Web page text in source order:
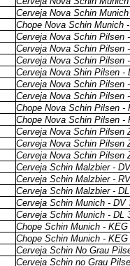
Cerveja Nova Schin
Chope Nova Schin Munich
Cerveja Nova Schin Pilsen
Cerveja Nova Schin Pilsen
Cerveja Nova Schin Pilsen
Cerveja Nova Shin Pilsen -
Cerveja Nova Schin Pilsen
Cerveja Nova Schin Pilsen
Chope Nova Schin Pilsen -
Chope Nova Schin Pilsen -
Cerveja Nova Schin Pilsen
Cerveja Nova Schin Pilsen
Cerveja Nova Schin Pilsen
Cerveja Schin Malzbier -
Cerveja Schin Malzbier -
Cerveja Schin Malzbier -
Cerveja Schin Munich - DV
Cerveja Schin Munich - DL
Chope Schin Munich - KEG
Chope Schin Munich - KEG
Cerveja Schin No Grau
Cerveja Schin no Grau